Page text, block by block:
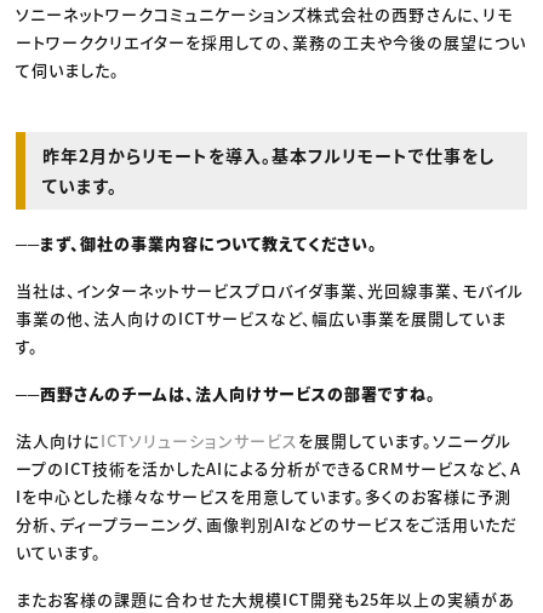
ソニーネットワークコミュニケーションズ株式会社の西野さんに、リモ
ートワーククリエイターを採用しての、業務の工夫や今後の展望につい
て伺いました。
昨年2月からリモートを導入。基本フルリモートで仕事をし
ています。
──まず、御社の事業内容について教えてください。
当社は、インターネットサービスプロバイダ事業、光回線事業、モバイル
事業の他、法人向けのICTサービスなど、幅広い事業を展開していま
す。
──西野さんのチームは、法人向けサービスの部署ですね。
法人向けにICTソリューションサービス を展開しています。ソニーグル
ープのICT技術を活かしたAIによる分析ができるCRMサービスなど、A
Iを中心とした様々なサービスを用意しています。多くのお客様に予測
分析、ディープラーニング、画像判別AIなどのサービスをご活用いただ
いています。
またお客様の課題に合わせた大規模ICT開発も25年以上の実績があ